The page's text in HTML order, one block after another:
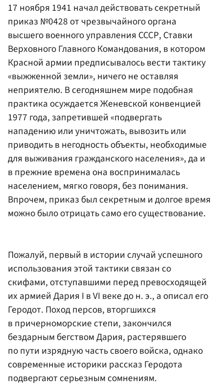
17 ноября 1941 начал действовать секретный
приказ №0428 от чрезвычайного органа
высшего военного управления СССР, Ставки
Верховного Главного Командования, в котором
Красной армии предписывалось вести тактику
«выжженной земли», ничего не оставляя
неприятелю. В сегодняшнем мире подобная
практика осуждается Женевской конвенцией
1977 года, запретившей «подвергать
нападению или уничтожать, вывозить или
приводить в негодность объекты, необходимые
для выживания гражданского населения», да и
в прежние времена она воспринималась
населением, мягко говоря, без понимания.
Впрочем, приказ был секретным и долгое время
можно было отрицать само его существование.
Пожалуй, первый в истории случай успешного
использования этой тактики связан со
скифами, отступавшими перед превосходящей
их армией Дария I в VI веке до н. э., а описал его
Геродот. Поход персов, вторгшихся
в причерноморские степи, закончился
бездарным бегством Дария, растерявшего
по пути изрядную часть своего войска, однако
современные историки рассказ Геродота
подвергают серьезным сомнениям.